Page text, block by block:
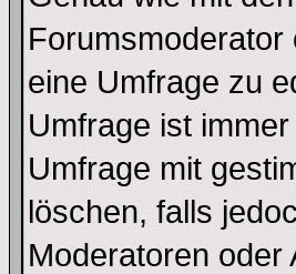
eine Umfrage zu
Umfrage ist
Umfrage mit
löschen, falls
Moderatoren oder